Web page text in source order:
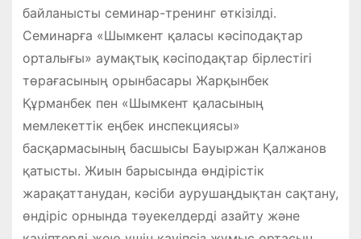
байланысты семинар-тренинг өткізілді.
Семинарға «Шымкент қаласы кәсіподақтар
орталығы» аумақтық кәсіподақтар бірлестігі
төрағасының орынбасары Жарқынбек
Құрманбек пен «Шымкент қаласының
мемлекеттік еңбек инспекциясы»
басқармасының басшысы Бауыржан Қалжанов
қатысты. Жиын барысында өндірістік
жарақаттанудан, кәсіби аурушаңдықтан сақтану,
өндіріс орнында тәуекелдерді азайту және